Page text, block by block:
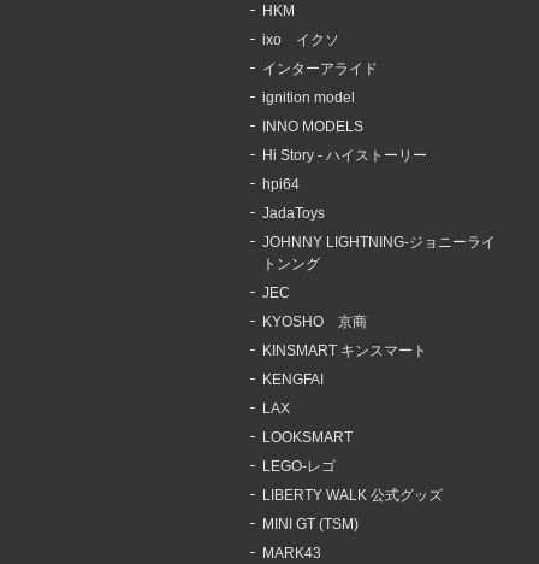
HKM
ixo イクソ
インターアライド
ignition model
INNO MODELS
Hi Story - ハイストーリー
hpi64
JadaToys
JOHNNY LIGHTNING-ジョニーライ
トンング
JEC
KYOSHO 京商
KINSMART キンスマート
KENGFAI
LAX
LOOKSMART
LEGO-レゴ
LIBERTY WALK 公式グッズ
MINI GT (TSM)
MARK43